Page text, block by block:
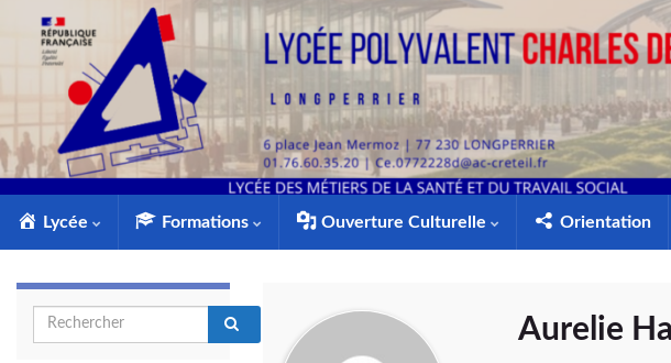
Lycée Formations Ouverture Culturelle Orientation
Aurelie
Search for: